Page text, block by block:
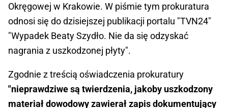
Okręgowej w Krakowie. W piśmie tym prokuratura
odnosi się do dzisiejszej publikacji portalu "TVN24"
"Wypadek Beaty Szydło. Nie da się odzyskać
nagrania z uszkodzonej płyty".
Zgodnie z treścią oświadczenia prokuratury
"nieprawdziwe są twierdzenia, jakoby uszkodzony
materiał dowodowy zawierał zapis dokumentujący